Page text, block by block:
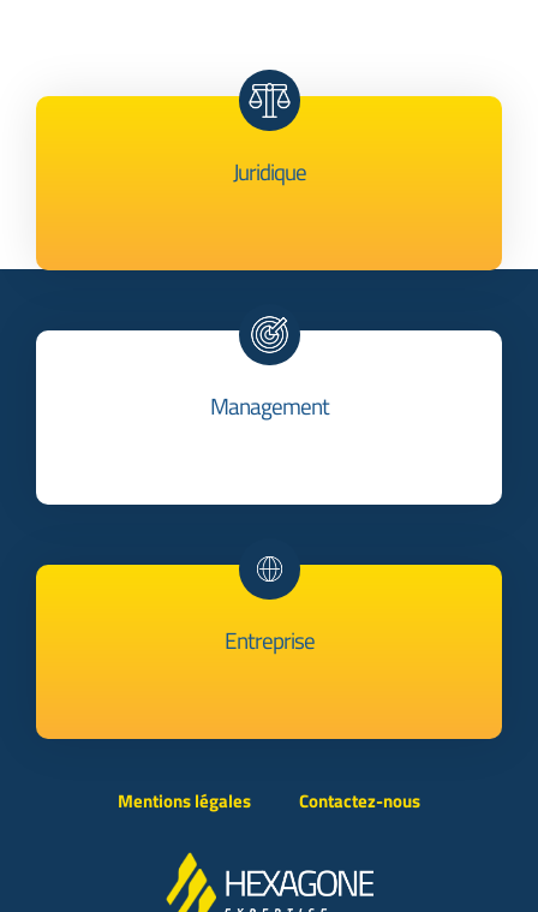
Juridique
Management
Entreprise
Mentions légales Contactez-nous